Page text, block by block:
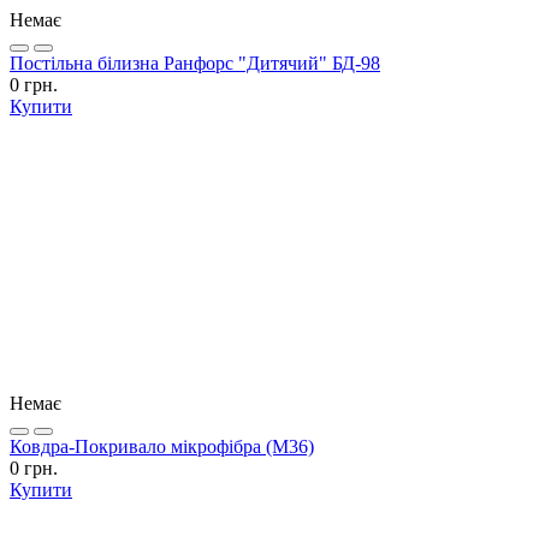
Немає
Постільна білизна Ранфорс "Дитячий" БД-98
0 грн.
Купити
Немає
Ковдра-Покривало мікрофібра (М36)
0 грн.
Купити